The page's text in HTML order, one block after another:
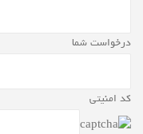
درخواست شما
کد امنیتی